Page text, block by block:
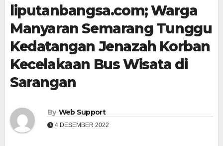
liputanbangsa.com; Warga
Manyaran Semarang Tunggu
Kedatangan Jenazah Korban
Kecelakaan Bus Wisata di
Sarangan
By Web Support
4 DESEMBER 2022